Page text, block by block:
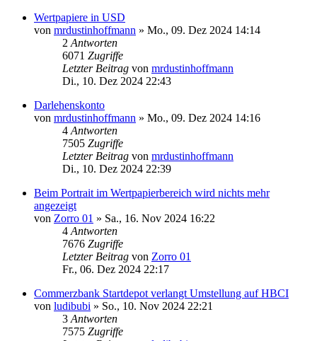
Wertpapiere in USD
von mrdustinhoffmann » Mo., 09. Dez 2024 14:14
2 Antworten
6071 Zugriffe
Letzter Beitrag von mrdustinhoffmann
Di., 10. Dez 2024 22:43
Darlehenskonto
von mrdustinhoffmann » Mo., 09. Dez 2024 14:16
4 Antworten
7505 Zugriffe
Letzter Beitrag von mrdustinhoffmann
Di., 10. Dez 2024 22:39
Beim Portrait im Wertpapierbereich wird nichts mehr
angezeigt
von Zorro 01 » Sa., 16. Nov 2024 16:22
4 Antworten
7676 Zugriffe
Letzter Beitrag von Zorro 01
Fr., 06. Dez 2024 22:17
Commerzbank Startdepot verlangt Umstellung auf HBCI
von ludibubi » So., 10. Nov 2024 22:21
3 Antworten
7575 Zugriffe